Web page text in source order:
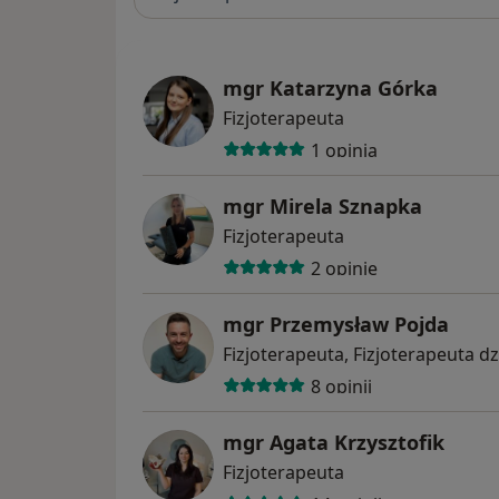
mgr Katarzyna Górka
Fizjoterapeuta
1 opinia
mgr Mirela Sznapka
Fizjoterapeuta
2 opinie
mgr Przemysław Pojda
Fizjoterapeuta, Fizjoterapeuta
8 opinii
mgr Agata Krzysztofik
Fizjoterapeuta